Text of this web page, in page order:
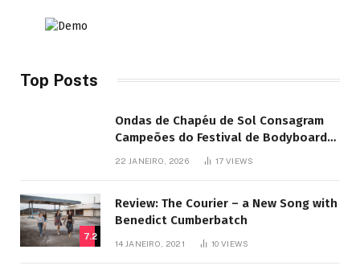
Top Posts
Ondas de Chapéu de Sol Consagram
Campeões do Festival de Bodyboard
22 JANEIRO, 2026 17VIEWS
7.2
Review: The Courier – a New Song with
Benedict Cumberbatch
14 JANEIRO, 2021 10VIEWS